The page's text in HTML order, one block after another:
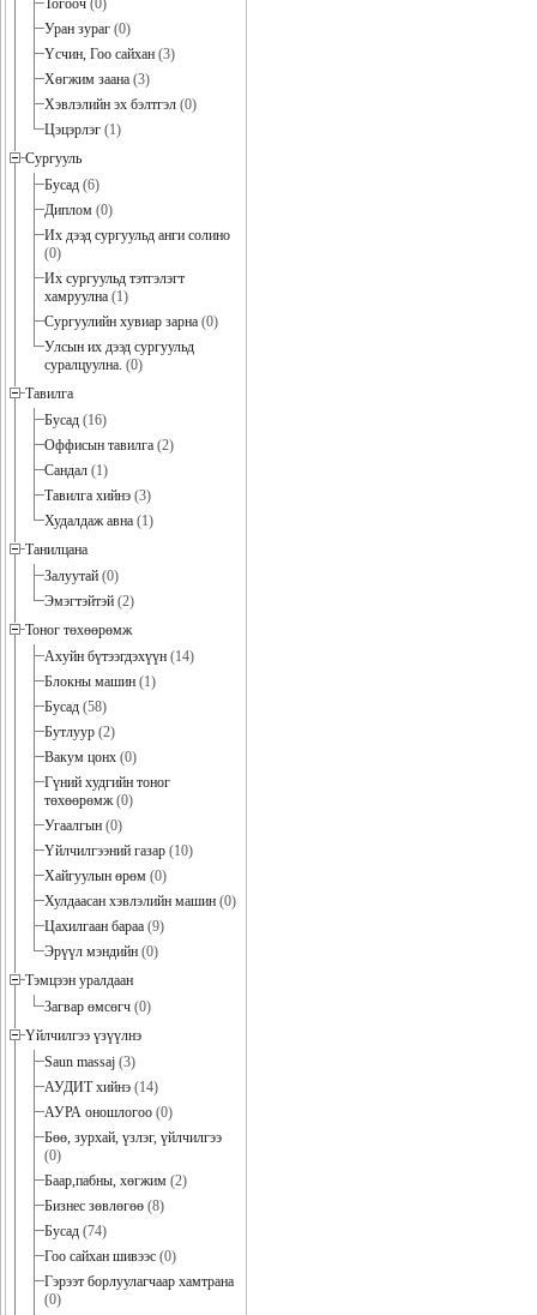
Тогооч (0)
Уран зураг (0)
Үсчин, Гоо сайхан (3)
Хөгжим заана (3)
Хэвлэлийн эх бэлтгэл (0)
Цэцэрлэг (1)
Сургууль
Бусад (6)
Диплом (0)
Их дээд сургуульд анги солино
(0)
Их сургуульд тэтгэлэгт
хамруулна (1)
Сургуулийн хувиар зарна (0)
Улсын их дээд сургуульд
суралцуулна. (0)
Тавилга
Бусад (16)
Оффисын тавилга (2)
Сандал (1)
Тавилга хийнэ (3)
Худалдаж авна (1)
Танилцана
Залуутай (0)
Эмэгтэйтэй (2)
Тоног төхөөрөмж
Ахуйн бүтээгдэхүүн (14)
Блокны машин (1)
Бусад (58)
Бутлуур (2)
Вакум цонх (0)
Гүний худгийн тоног
төхөөрөмж(0)
Угаалгын (0)
Үйлчилгээний газар (10)
Хайгуулын өрөм (0)
Хулдаасан хэвлэлийн машин (0)
Цахилгаан бараа (9)
Эрүүл мэндийн (0)
Тэмцээн уралдаан
Загвар өмсөгч (0)
Үйлчилгээ үзүүлнэ
Saun massaj (3)
АУДИТ хийнэ (14)
АУРА оношлогоо (0)
Бөө, зурхай, үзлэг, үйлчилгээ
(0)
Баар,пабны, хөгжим (2)
Бизнес зөвлөгөө (8)
Бусад (74)
Гоо сайхан шивээс (0)
Гэрээт борлуулагчаар хамтрана
(0)